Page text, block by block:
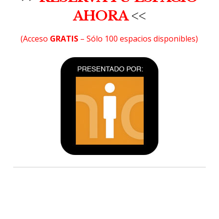
AHORA <<
(Acceso GRATIS – Sólo 100 espacios disponibles)